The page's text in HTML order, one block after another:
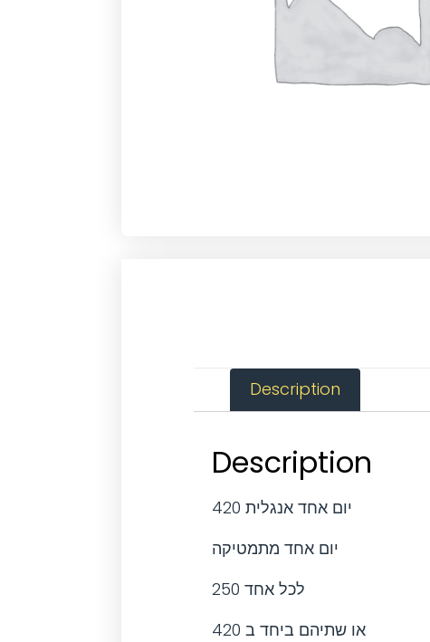
Description
Description
420 יום אחד אנגלית
יום אחד מתמטיקה
250 לכל אחד
או שתיהם ביחד ב 420